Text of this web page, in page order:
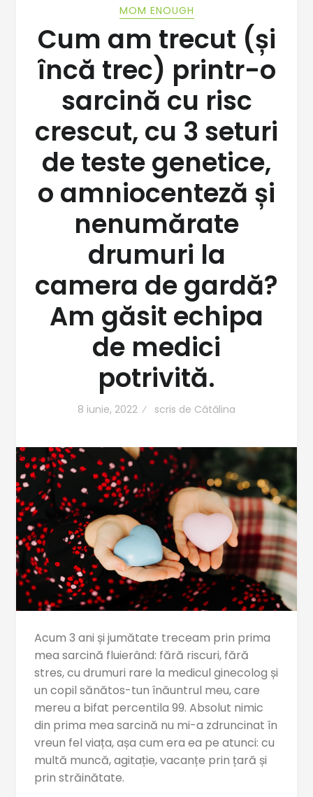
MOM ENOUGH
Cum am trecut (și
încă trec) printr-o
sarcină cu risc
crescut, cu 3 seturi
de teste genetice,
o amniocenteză și
nenumărate
drumuri la
camera de gardă?
Am găsit echipa
de medici
potrivită.
8 iunie, 2022 scris de Cătălina
Acum 3 ani și jumătate treceam prin prima
mea sarcină fluierând: fără riscuri, fără
stres, cu drumuri rare la medicul ginecolog și
un copil sănătos-tun înăuntrul meu, care
mereu a bifat percentila 99. Absolut nimic
din prima mea sarcină nu mi-a zdruncinat în
vreun fel viața, așa cum era ea pe atunci: cu
multă muncă, agitație, vacanțe prin țară și
prin străinătate.